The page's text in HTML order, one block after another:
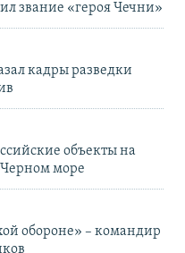
звание «героя Чечни»
кадры разведки
объекты на
Черном море
обороне» – командир